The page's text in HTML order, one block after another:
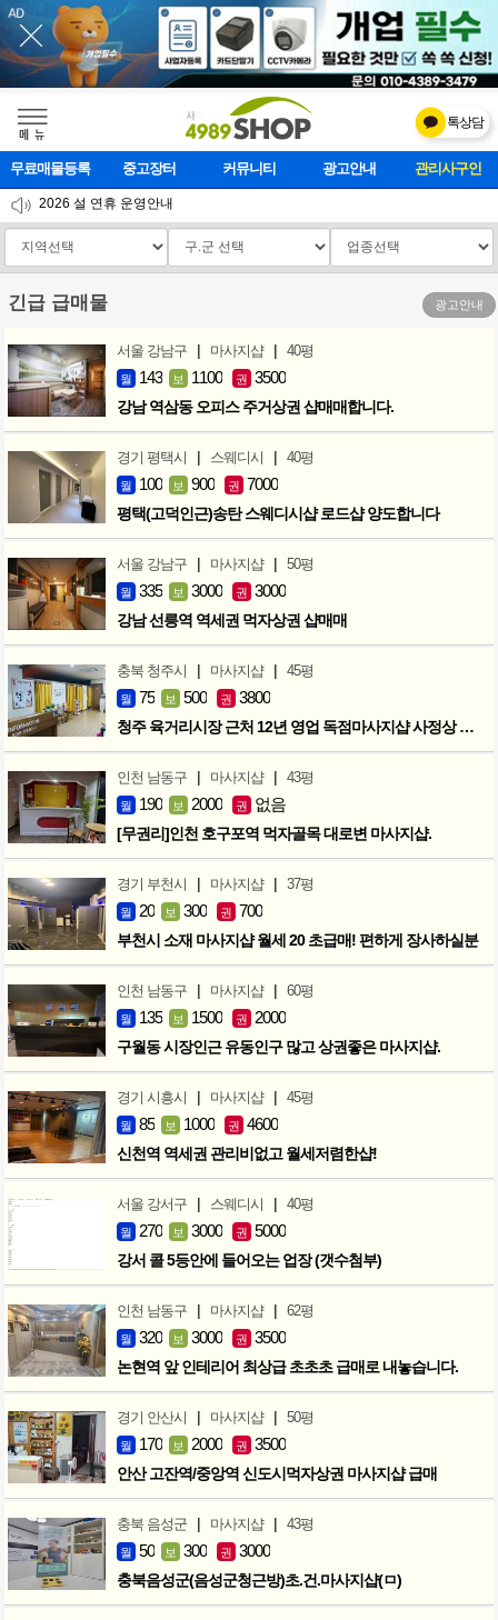
메    뉴
톡상담
무료매물등록 중고장터 커뮤니티 광고안내 마사지클럽
2026 설 연휴 운영안내
[업데이트]모바일 하단 고정메뉴 추가
[업데이트] 개선사항 안내
긴급 급매물 광고안내
서울 강남구 | 마사지샵 | 40평
월 143 보 1100 권 3500
강남 역삼동 오피스 주거상권 샵매매합니다.
경기 평택시 | 스웨디시 | 40평
월 100 보 900 권 7000
평택(고덕인근)송탄 스웨디시샵 로드샵 양도합니다
서울 강남구 | 마사지샵 | 50평
월 335 보 3000 권 3000
강남 선릉역 역세권 먹자상권 샵매매
충북 청주시 | 마사지샵 | 45평
월 75 보 500 권 3800
청주 육거리시장 근처 12년 영업 독점마사지샵 사정상 급매합니다.
인천 남동구 | 마사지샵 | 43평
월 190 보 2000 권 없음
[무권리]인천 호구포역 먹자골목 대로변 마사지샵.
경기 부천시 | 마사지샵 | 37평
월 20 보 300 권 700
부천시 소재 마사지샵 월세 20 초급매! 편하게 장사하실분
인천 남동구 | 마사지샵 | 60평
월 135 보 1500 권 2000
구월동 시장인근 유동인구 많고 상권좋은 마사지샵.
경기 시흥시 | 마사지샵 | 45평
월 85 보 1000 권 4600
신천역 역세권 관리비없고 월세저렴한샵!
서울 강서구 | 스웨디시 | 40평
월 270 보 3000 권 5000
강서 콜 5등안에 들어오는 업장 (갯수첨부)
인천 남동구 | 마사지샵 | 62평
월 320 보 3000 권 3500
논현역 앞 인테리어 최상급 초초초 급매로 내놓습니다.
경기 안산시 | 마사지샵 | 50평
월 170 보 2000 권 3500
안산 고잔역/중앙역 신도시먹자상권 마사지샵 급매
충북 음성군 | 마사지샵 | 43평
월 50 보 300 권 3000
충북음성군(음성군청근방)초.건.마사지샵(ㅁ)